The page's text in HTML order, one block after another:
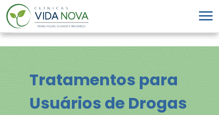
Tratamentos para
Usuários de Drogas